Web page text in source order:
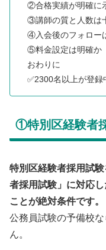
②合格実績が明確に
③講師の質と人数は
④入会後のフォロー
⑤料金設定は明確か
おわりに
✅2300名以上が登録
①特別区経験者
特別区経験者採用試
者採用試験」に対応
ことが絶対条件です。
公務員試験の予備校
ん。